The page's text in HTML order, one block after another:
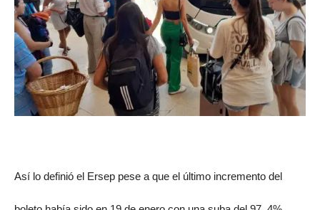
Así lo definió el Ersep pese a que el último incremento del